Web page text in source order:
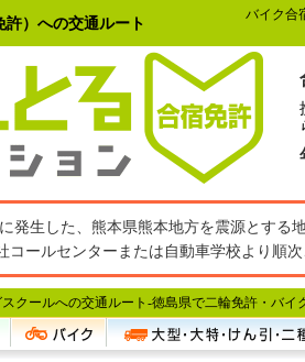
）への交通ルート
バイク合
発生した、熊本県熊本地方を震源とす
ールセンターまたは自動車学校より順
クールへの交通ルート-徳島県で二輪免許・バイ